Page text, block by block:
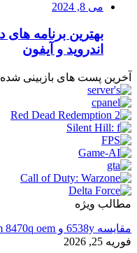
می 8, 2024
اندروید و آیفون
آخرین پست های بازبینی شده
مطالب ویژه
مقایسه 6538y و intel xeon platinum 8470q oem
فوریه 25, 2026